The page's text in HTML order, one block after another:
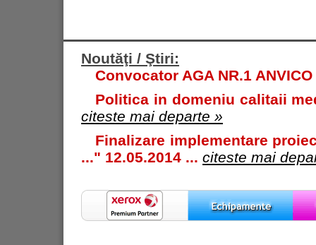
Noutăţi / Ştiri:
Convocator AGA NR.1
Politica in domeniu calitaii
citeste mai departe »
Finalizare implementare
..." 12.05.2014 ... citeste mai